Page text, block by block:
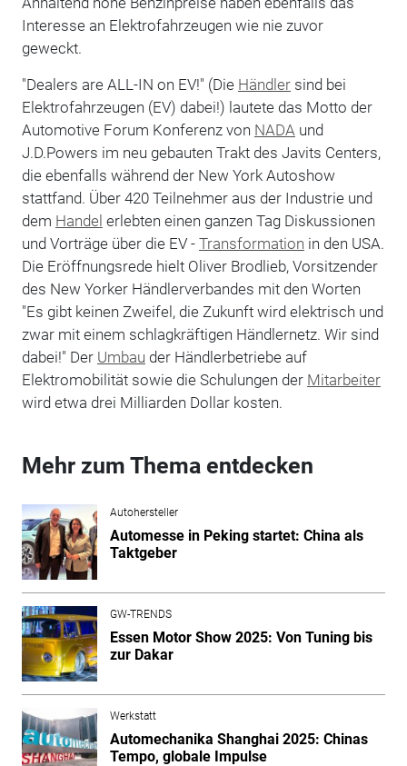
Interesse an Elektrofahrzeugen wie nie zuvor
geweckt.
"Dealers are ALL-IN on EV!" (Die Händlersind bei
Elektrofahrzeugen (EV) dabei!) lautete das Motto der
Automotive Forum Konferenz von NADA und
J.D.Powers im neu gebauten Trakt des Javits Centers,
die ebenfalls während der New York Autoshow
stattfand. Über 420 Teilnehmer aus der Industrie und
dem Handel erlebten einen ganzen Tag Diskussionen
und Vorträge über die EV - Transformation in den USA.
Die Eröffnungsrede hielt Oliver Brodlieb, Vorsitzender
des New Yorker Händlerverbandes mit den Worten
"Es gibt keinen Zweifel, die Zukunft wird elektrisch und
zwar mit einem schlagkräftigen Händlernetz. Wir sind
dabei!" Der Umbau der Händlerbetriebe auf
Elektromobilität sowie die Schulungen der Mitarbeiter
wird etwa drei Milliarden Dollar kosten.
Mehr zum Thema entdecken
Autohersteller
Automesse in Peking startet: China als
Taktgeber
GW-TRENDS
Essen Motor Show 2025: Von Tuning bis
zur Dakar
Werkstatt
Automechanika Shanghai 2025: Chinas
Tempo, globale Impulse